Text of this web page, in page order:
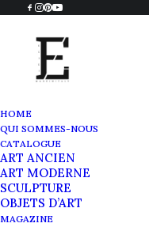
HOME
QUI SOMMES-NOUS
CATALOGUE
ART ANCIEN
ART MODERNE
SCULPTURE
OBJETS D’ART
MAGAZINE